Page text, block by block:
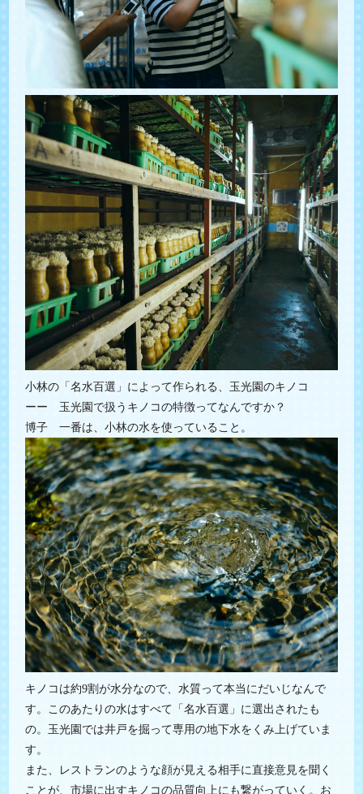
小林の「名水百選」によって作られる、玉光園のキノコ
ーー 玉光園で扱うキノコの特徴ってなんですか？
博子 一番は、小林の水を使っていること。
キノコは約9割が水分なので、水質って本当にだいじなんで
す。このあたりの水はすべて「名水百選」に選出されたも
の。玉光園では井戸を掘って専用の地下水をくみ上げていま
す。
また、レストランのような顔が見える相手に直接意見を聞く
ことが、市場に出すキノコの品質向上にも繋がっていく。お